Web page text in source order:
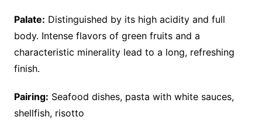
Palate: Distinguished by its high acidity and full
body. Intense flavors of green fruits and a
characteristic minerality lead to a long, refreshing
finish.
Pairing: Seafood dishes, pasta with white sauces,
shellfish, risotto